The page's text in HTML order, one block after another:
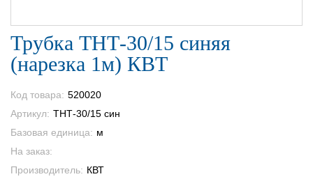
Трубка ТНТ-30/15 синяя
(нарезка 1м) КВТ
Код товара: 520020
Артикул: ТНТ-30/15 син
Базовая единица: м
На заказ:
Производитель: КВТ